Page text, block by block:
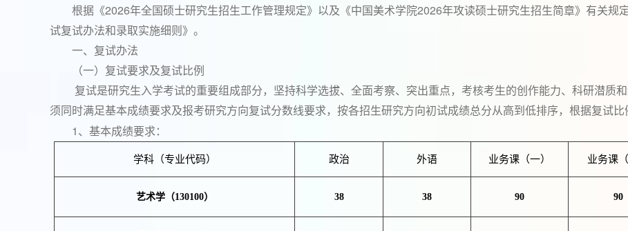
根据《2026年全国硕士研究生招生工作管理规定》以及《中国美术学院2026年攻读硕士研究生招生简章》有关规
试复试办法和录取实施细则》。
一、复试办法
（一）复试要求及复试比例
复试是研究生入学考试的重要组成部分，坚持科学选拔、全面考察、突出重点，考核考生的创作能力、科研潜质
须同时满足基本成绩要求及报考研究方向复试分数线要求，按各招生研究方向初试成绩总分从高到低排序，根据复试比
1 、基本成绩要求：
学科（专业代码） 政治 外语 业务课（一） 业务课（
艺术学（130100） 38 38 90 90